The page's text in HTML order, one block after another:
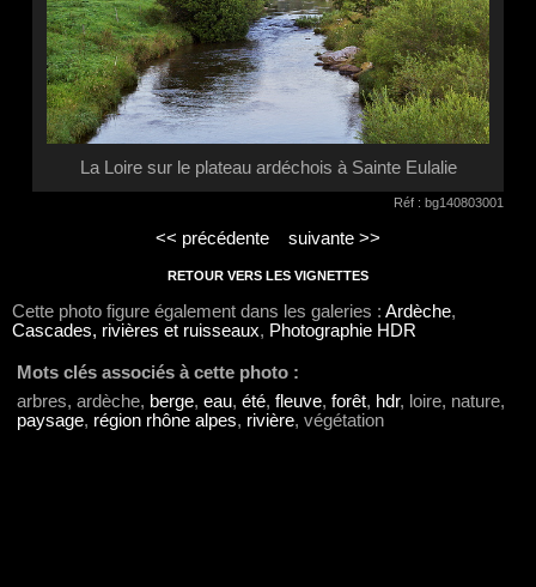
La Loire sur le plateau ardéchois à Sainte Eulalie
Réf : bg140803001
<< précédente suivante >>
RETOUR VERS LES VIGNETTES
Cette photo figure également dans les galeries : Ardèche,
Cascades, rivières et ruisseaux, Photographie HDR
Mots clés associés à cette photo :
arbres, ardèche, berge, eau, été, fleuve, forêt, hdr, loire, nature,
paysage, région rhône alpes, rivière, végétation